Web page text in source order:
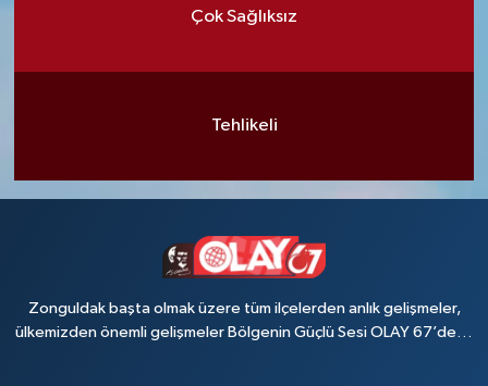
Çok Sağlıksız
Tehlikeli
Zonguldak başta olmak üzere tüm ilçelerden anlık gelişmeler,
ülkemizden önemli gelişmeler Bölgenin Güçlü Sesi OLAY 67’de…